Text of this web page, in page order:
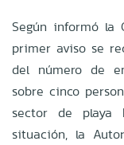
Según informó la
primer aviso se
del número de
sobre cinco
sector de playa
situación, la